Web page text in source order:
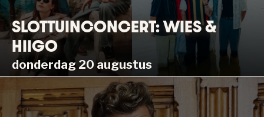
SLOTTUINCONCERT: WIES &
HIIGO
donderdag 20 augustus